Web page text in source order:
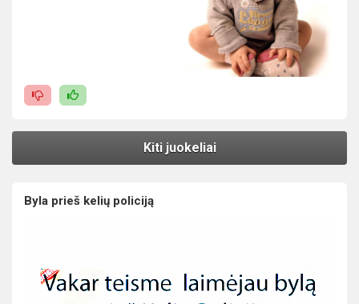
Kiti juokeliai
Byla prieš kelių policiją